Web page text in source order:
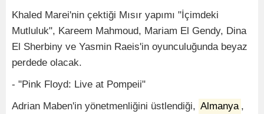
Khaled Marei'nin çektiği Mısır yapımı "İçimdeki
Mutluluk", Kareem Mahmoud, Mariam El Gendy, Dina
El Sherbiny ve Yasmin Raeis'in oyunculuğunda beyaz
perdede olacak.
- "Pink Floyd: Live at Pompeii"
Adrian Maben'in yönetmenliğini üstlendiği, Almanya ,